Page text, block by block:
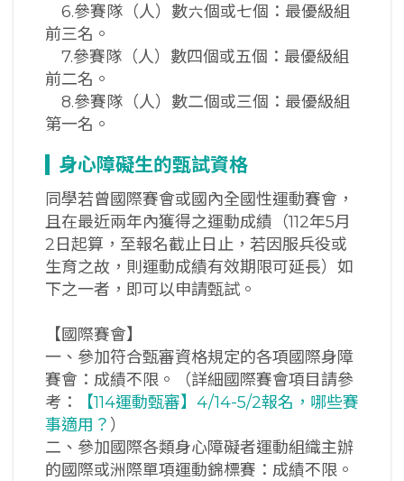
6.參賽隊（人）數六個或七個：最優級組
前三名。
7.參賽隊（人）數四個或五個：最優級組
前二名。
8.參賽隊（人）數二個或三個：最優級組
第一名。
身心障礙生的甄試資格
同學若曾國際賽會或國內全國性運動賽會，
且在最近兩年內獲得之運動成績（112年5月
2日起算，至報名截止日止，若因服兵役或
生育之故，則運動成績有效期限可延長）如
下之一者，即可以申請甄試。
【國際賽會】
一、參加符合甄審資格規定的各項國際身障
賽會：成績不限。（詳細國際賽會項目請參
考：
【114運動甄審】4/14-5/2報名，哪些賽
事適用？ ）
二、參加國際各類身心障礙者運動組織主辦
的國際或洲際單項運動錦標賽：成績不限。